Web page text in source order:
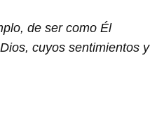
de ser como Él
cuyos sentimientos y